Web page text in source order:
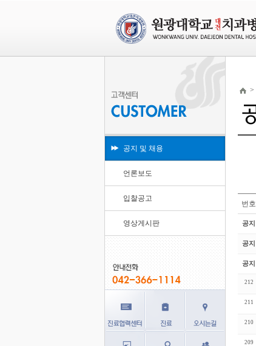
공지 및 채용
언론보도
입찰공고
영상게시판
>
번호
공지
공지
공지
212
211
210
209